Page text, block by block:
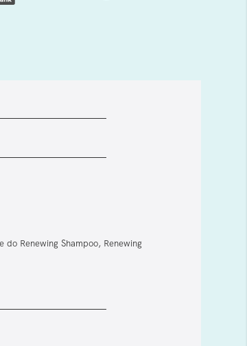
Renewing Shampoo, Renewing